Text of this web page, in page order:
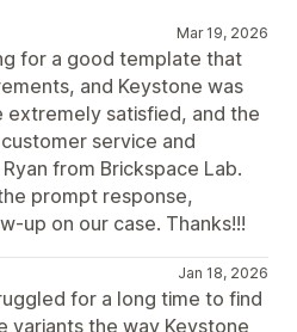
Mar 19, 2026
for a good template that
and Keystone was
extremely satisfied, and the
service and
from Brickspace Lab.
prompt response,
up on our case. Thanks!!!
Jan 18, 2026
for a long time to find
variants the way Keystone